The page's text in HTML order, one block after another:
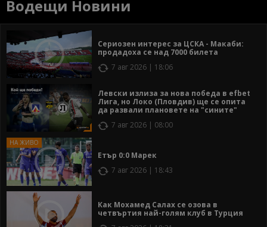
Водещи Новини
Сериозен интерес за ЦСКА - Макаби:
продадоха се над 7000 билета
7 авг 2026 | 18:06
Левски излиза за нова победа в efbet
Лига, но Локо (Пловдив) ще се опита
да развали плановете на "сините"
7 авг 2026 | 08:00
Етър 0:0 Марек
7 авг 2026 | 18:43
Как Мохамед Салах се озова в
четвъртия най-голям клуб в Турция